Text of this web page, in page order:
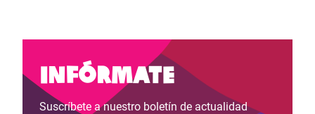
Infórmate
Suscríbete a nuestro boletín de actualidad